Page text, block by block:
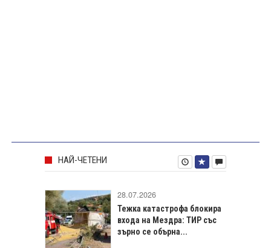
НАЙ-ЧЕТЕНИ
28.07.2026
Тежка катастрофа блокира
входа на Мездра: ТИР със
зърно се обърна...